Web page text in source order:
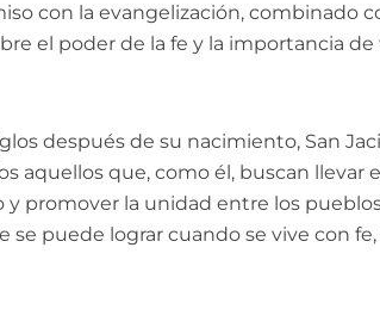
con la evangelización, combinado
el poder de la fe y la importancia
después de su nacimiento, San
aquellos que, como él, buscan llevar
promover la unidad entre los
se puede lograr cuando se vive con